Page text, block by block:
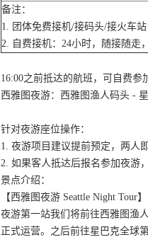
备注：
1. 团体免费接机/接码头/接火车
2. 自费接机：24小时，随接随走
16:00之前抵达的航班，可自费参
西雅图夜游：西雅图渔人码头 -
针对夜游座位操作：
1. 夜游项目建议提前预定，两人
2. 如果客人抵达后报名参加夜游
景点介绍：
【西雅图夜游 Seattle Night Tour】
夜游第一站我们将前往西雅图渔
正式运营。之后前往星巴克全球